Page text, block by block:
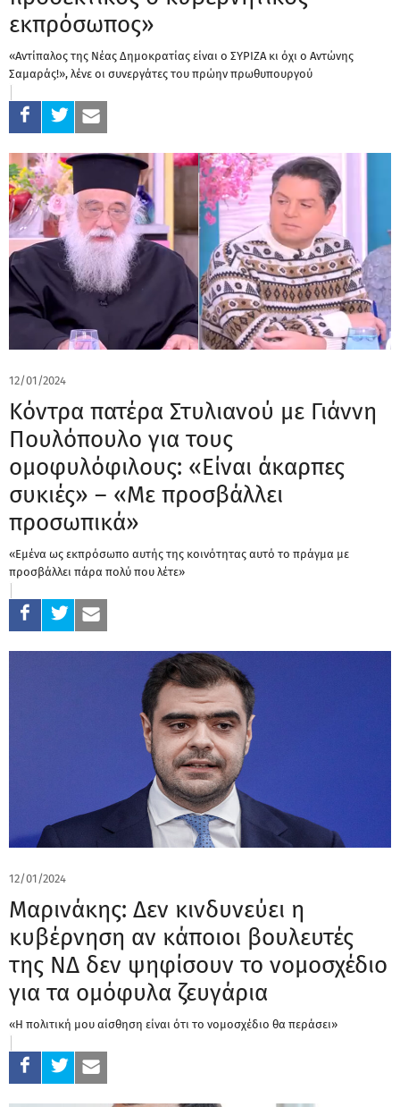
εκπρόσωπος»
«Αντίπαλος της Νέας Δημοκρατίας είναι ο ΣΥΡΙΖΑ κι όχι ο Αντώνης
Σαμαράς!», λένε οι συνεργάτες του πρώην πρωθυπουργού
12/01/2024
Κόντρα πατέρα Στυλιανού με Γιάννη
Πουλόπουλο για τους
ομοφυλόφιλους: «Είναι άκαρπες
συκιές» – «Με προσβάλλει
προσωπικά»
«Εμένα ως εκπρόσωπο αυτής της κοινότητας αυτό το πράγμα με
προσβάλλει πάρα πολύ που λέτε»
12/01/2024
Μαρινάκης: Δεν κινδυνεύει η
κυβέρνηση αν κάποιοι βουλευτές
της ΝΔ δεν ψηφίσουν το νομοσχέδιο
για τα ομόφυλα ζευγάρια
«Η πολιτική μου αίσθηση είναι ότι το νομοσχέδιο θα περάσει»